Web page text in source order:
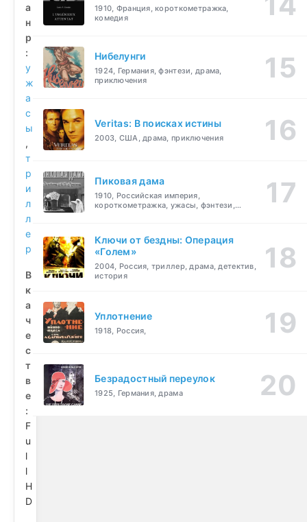
а
н
р
:
у
ж
а
с
ы
,
т
р
и
л
л
е
р
В
к
а
ч
е
с
т
в
е
:
F
u
l
l
H
D
1910, Франция, короткометражка,
комедия
Нибелунги
1924, Германия, фэнтези, драма,
приключения
Veritas: В поисках истины
2003, США, драма, приключения
Пиковая дама
1910, Российская империя,
короткометражка, ужасы, фэнтези,
Ключи от бездны: Операция
«Голем»
2004, Россия, триллер, драма, детектив,
история
Уплотнение
1918, Россия,
Безрадостный переулок
1925, Германия, драма